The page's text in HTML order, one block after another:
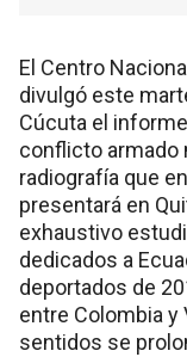
El Centro
divulgó este
Cúcuta el
conflicto armado
radiografía que
presentará en
exhaustivo
dedicados a
deportados de
entre Colombia
sentidos se